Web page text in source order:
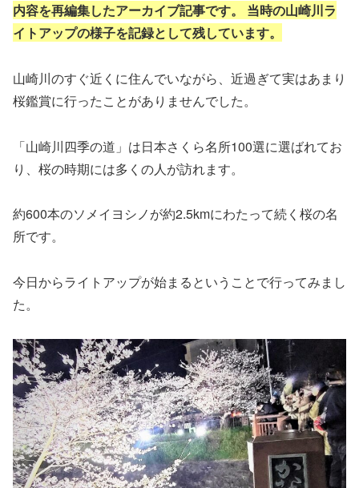
内容を再編集したアーカイブ記事です。
当時の山崎川ラ
イトアップの様子を記録として残しています。
山崎川のすぐ近くに住んでいながら、近過ぎて実はあまり
桜鑑賞に行ったことがありませんでした。
「山崎川四季の道」は日本さくら名所100選に選ばれてお
り、桜の時期には多くの人が訪れます。
約600本のソメイヨシノが約2.5kmにわたって続く桜の名
所です。
今日からライトアップが始まるということで行ってみまし
た。